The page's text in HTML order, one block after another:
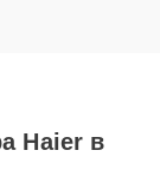
Haier в